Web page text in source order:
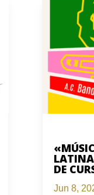
DE
Jun 8,